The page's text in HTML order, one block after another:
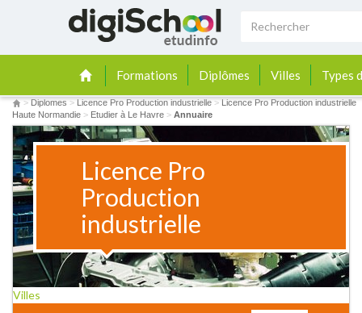
Formations Diplômes Villes Types
> Diplomes > Licence Pro Production industrielle > Licence Pro Production industrielle
Haute Normandie > Etudier à Le Havre > Annuaire
Licence Pro
Production
industrielle
Villes